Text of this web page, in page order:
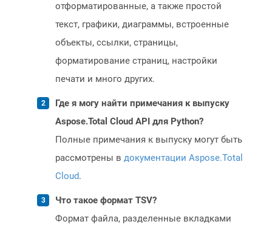
отформатированные, а также простой
текст, графики, диаграммы, встроенные
объекты, ссылки, страницы,
форматирование страниц, настройки
печати и много других.
Где я могу найти примечания к выпуску
Aspose.Total Cloud API для Python?
Полные примечания к выпуску могут быть
рассмотрены в документации Aspose.Total
Cloud.
Что такое формат TSV?
Формат файла, разделенные вкладками